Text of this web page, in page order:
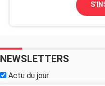
NEWSLETTERS
Actu du jour